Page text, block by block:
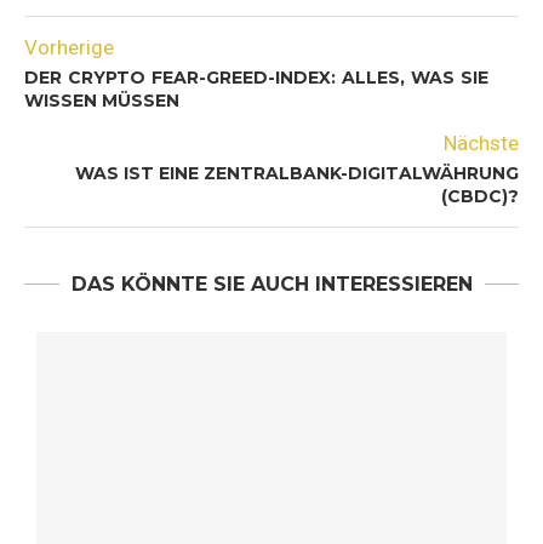
Vorherige
DER CRYPTO FEAR-GREED-INDEX: ALLES, WAS SIE
WISSEN MÜSSEN
Nächste
WAS IST EINE ZENTRALBANK-DIGITALWÄHRUNG
(CBDC)?
DAS KÖNNTE SIE AUCH INTERESSIEREN